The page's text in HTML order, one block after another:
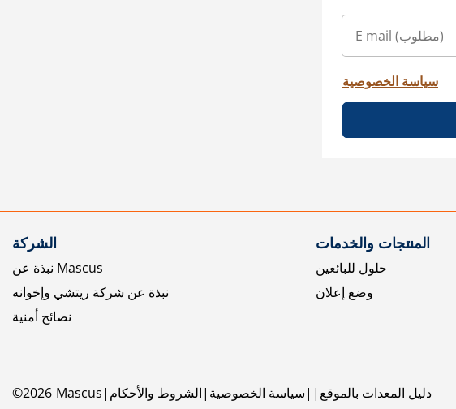
سياسة الخصوصية
الشركة
نبذة عن Mascus
نبذة عن شركة ريتشي وإخوانه
نصائح أمنية
المنتجات والخدمات
حلول للبائعين
وضع إعلان
©2026 Mascus الشروط والأحكام سياسة الخصوصية دليل المعدات بالموقع